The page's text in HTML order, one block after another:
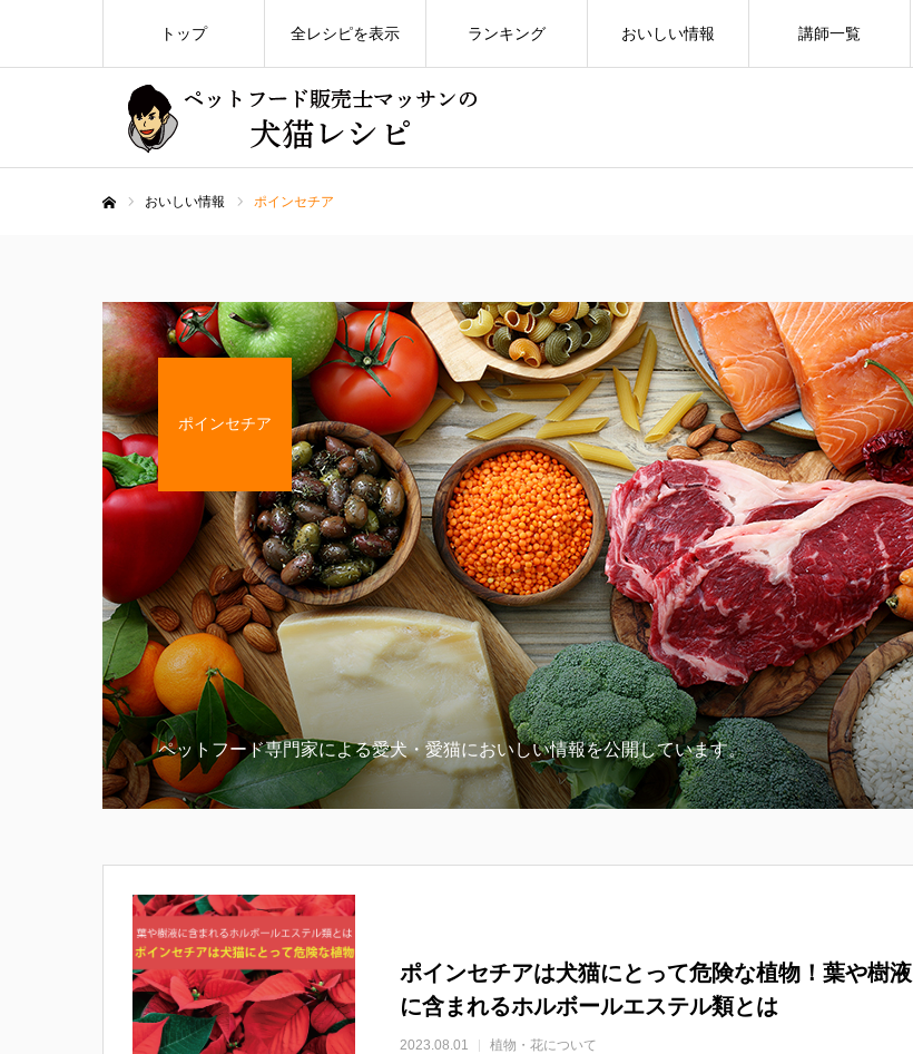
トップ 全レシピを表示 ランキング おいしい情報 講師一覧
おいしい情報 ポインセチア
ポインセチア
ペットフード専門家による愛犬・愛猫においしい情報を公開しています。
ポインセチアは犬猫にとって危険な植物！葉や樹液
に含まれるホルボールエステル類とは
2023.08.01 植物・花について